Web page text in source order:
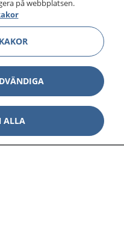
på webbplatsen.
ALLA